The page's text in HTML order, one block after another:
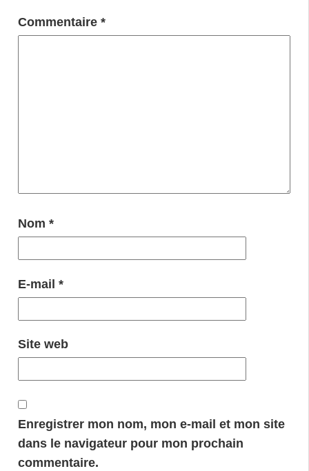
Commentaire *
Nom *
E-mail *
Site web
Enregistrer mon nom, mon e-mail et mon site
dans le navigateur pour mon prochain
commentaire.